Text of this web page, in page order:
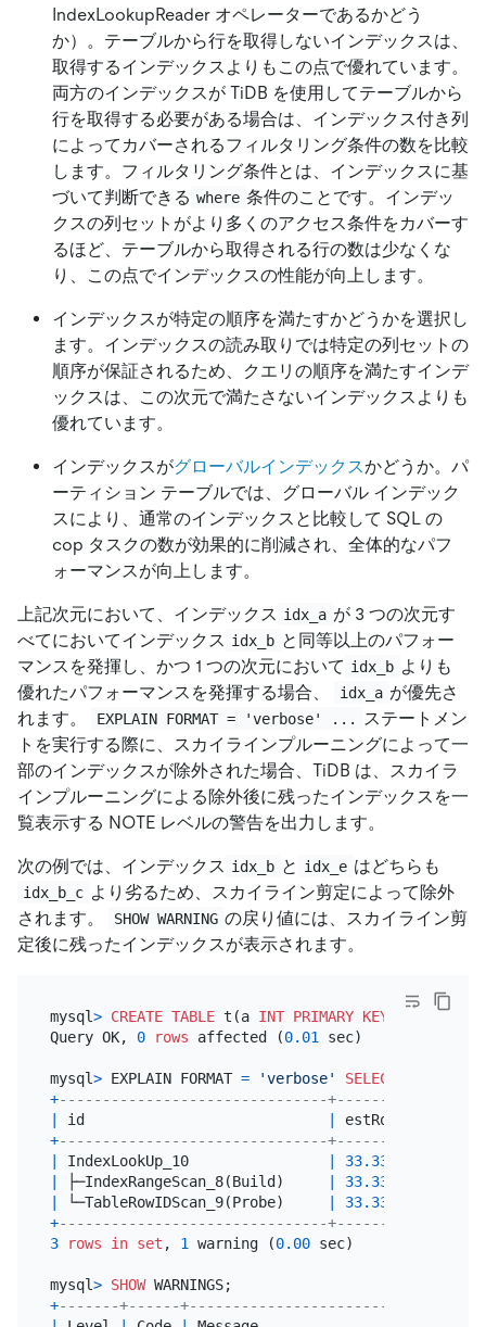
IndexLookupReader オペレーターであるかどう
か）。テーブルから行を取得しないインデックスは、
取得するインデックスよりもこの点で優れています。
両方のインデックスが TiDB を使用してテーブルから
行を取得する必要がある場合は、インデックス付き列
によってカバーされるフィルタリング条件の数を比較
します。フィルタリング条件とは、インデックスに基
づいて判断できる where 条件のことです。インデッ
クスの列セットがより多くのアクセス条件をカバーす
るほど、テーブルから取得される行の数は少なくな
り、この点でインデックスの性能が向上します。
インデックスが特定の順序を満たすかどうかを選択し
ます。インデックスの読み取りでは特定の列セットの
順序が保証されるため、クエリの順序を満たすインデ
ックスは、この次元で満たさないインデックスよりも
優れています。
インデックスがグローバルインデックスかどうか。パ
ーティション テーブルでは、グローバル インデック
スにより、通常のインデックスと比較して SQL の
cop タスクの数が効果的に削減され、全体的なパフ
ォーマンスが向上します。
上記次元において、インデックス idx_a が 3 つの次元す
べてにおいてインデックス idx_b と同等以上のパフォー
マンスを発揮し、かつ 1 つの次元において idx_b よりも
優れたパフォーマンスを発揮する場合、
idx_a が優先さ
れます。
EXPLAIN FORMAT = 'verbose' ...
ステートメン
トを実行する際に、スカイラインプルーニングによって一
部のインデックスが除外された場合、TiDB は、スカイラ
インプルーニングによる除外後に残ったインデックスを一
覧表示する NOTE レベルの警告を出力します。
次の例では、インデックス idx_b と idx_e はどちらも
idx_b_c より劣るため、スカイライン剪定によって除外
されます。
SHOW WARNING の戻り値には、スカイライン剪
定後に残ったインデックスが表示されます。
mysql> CREATE TABLE t(a INT PRIMARY KEY INT, c
Query OK, 0 rows affected (0.01 sec)
mysql> EXPLAIN FORMAT = 'verbose' SELECT
+-------------------------------+---------
id estRows
+-------------------------------+---------
IndexLookUp_10 33.33
├─IndexRangeScan_8(Build) 33.33
└─TableRowIDScan_9(Probe) 33.33
+-------------------------------+---------
3
rows in set , 1 warning (0.00 sec)
mysql> SHOW
+-------+------